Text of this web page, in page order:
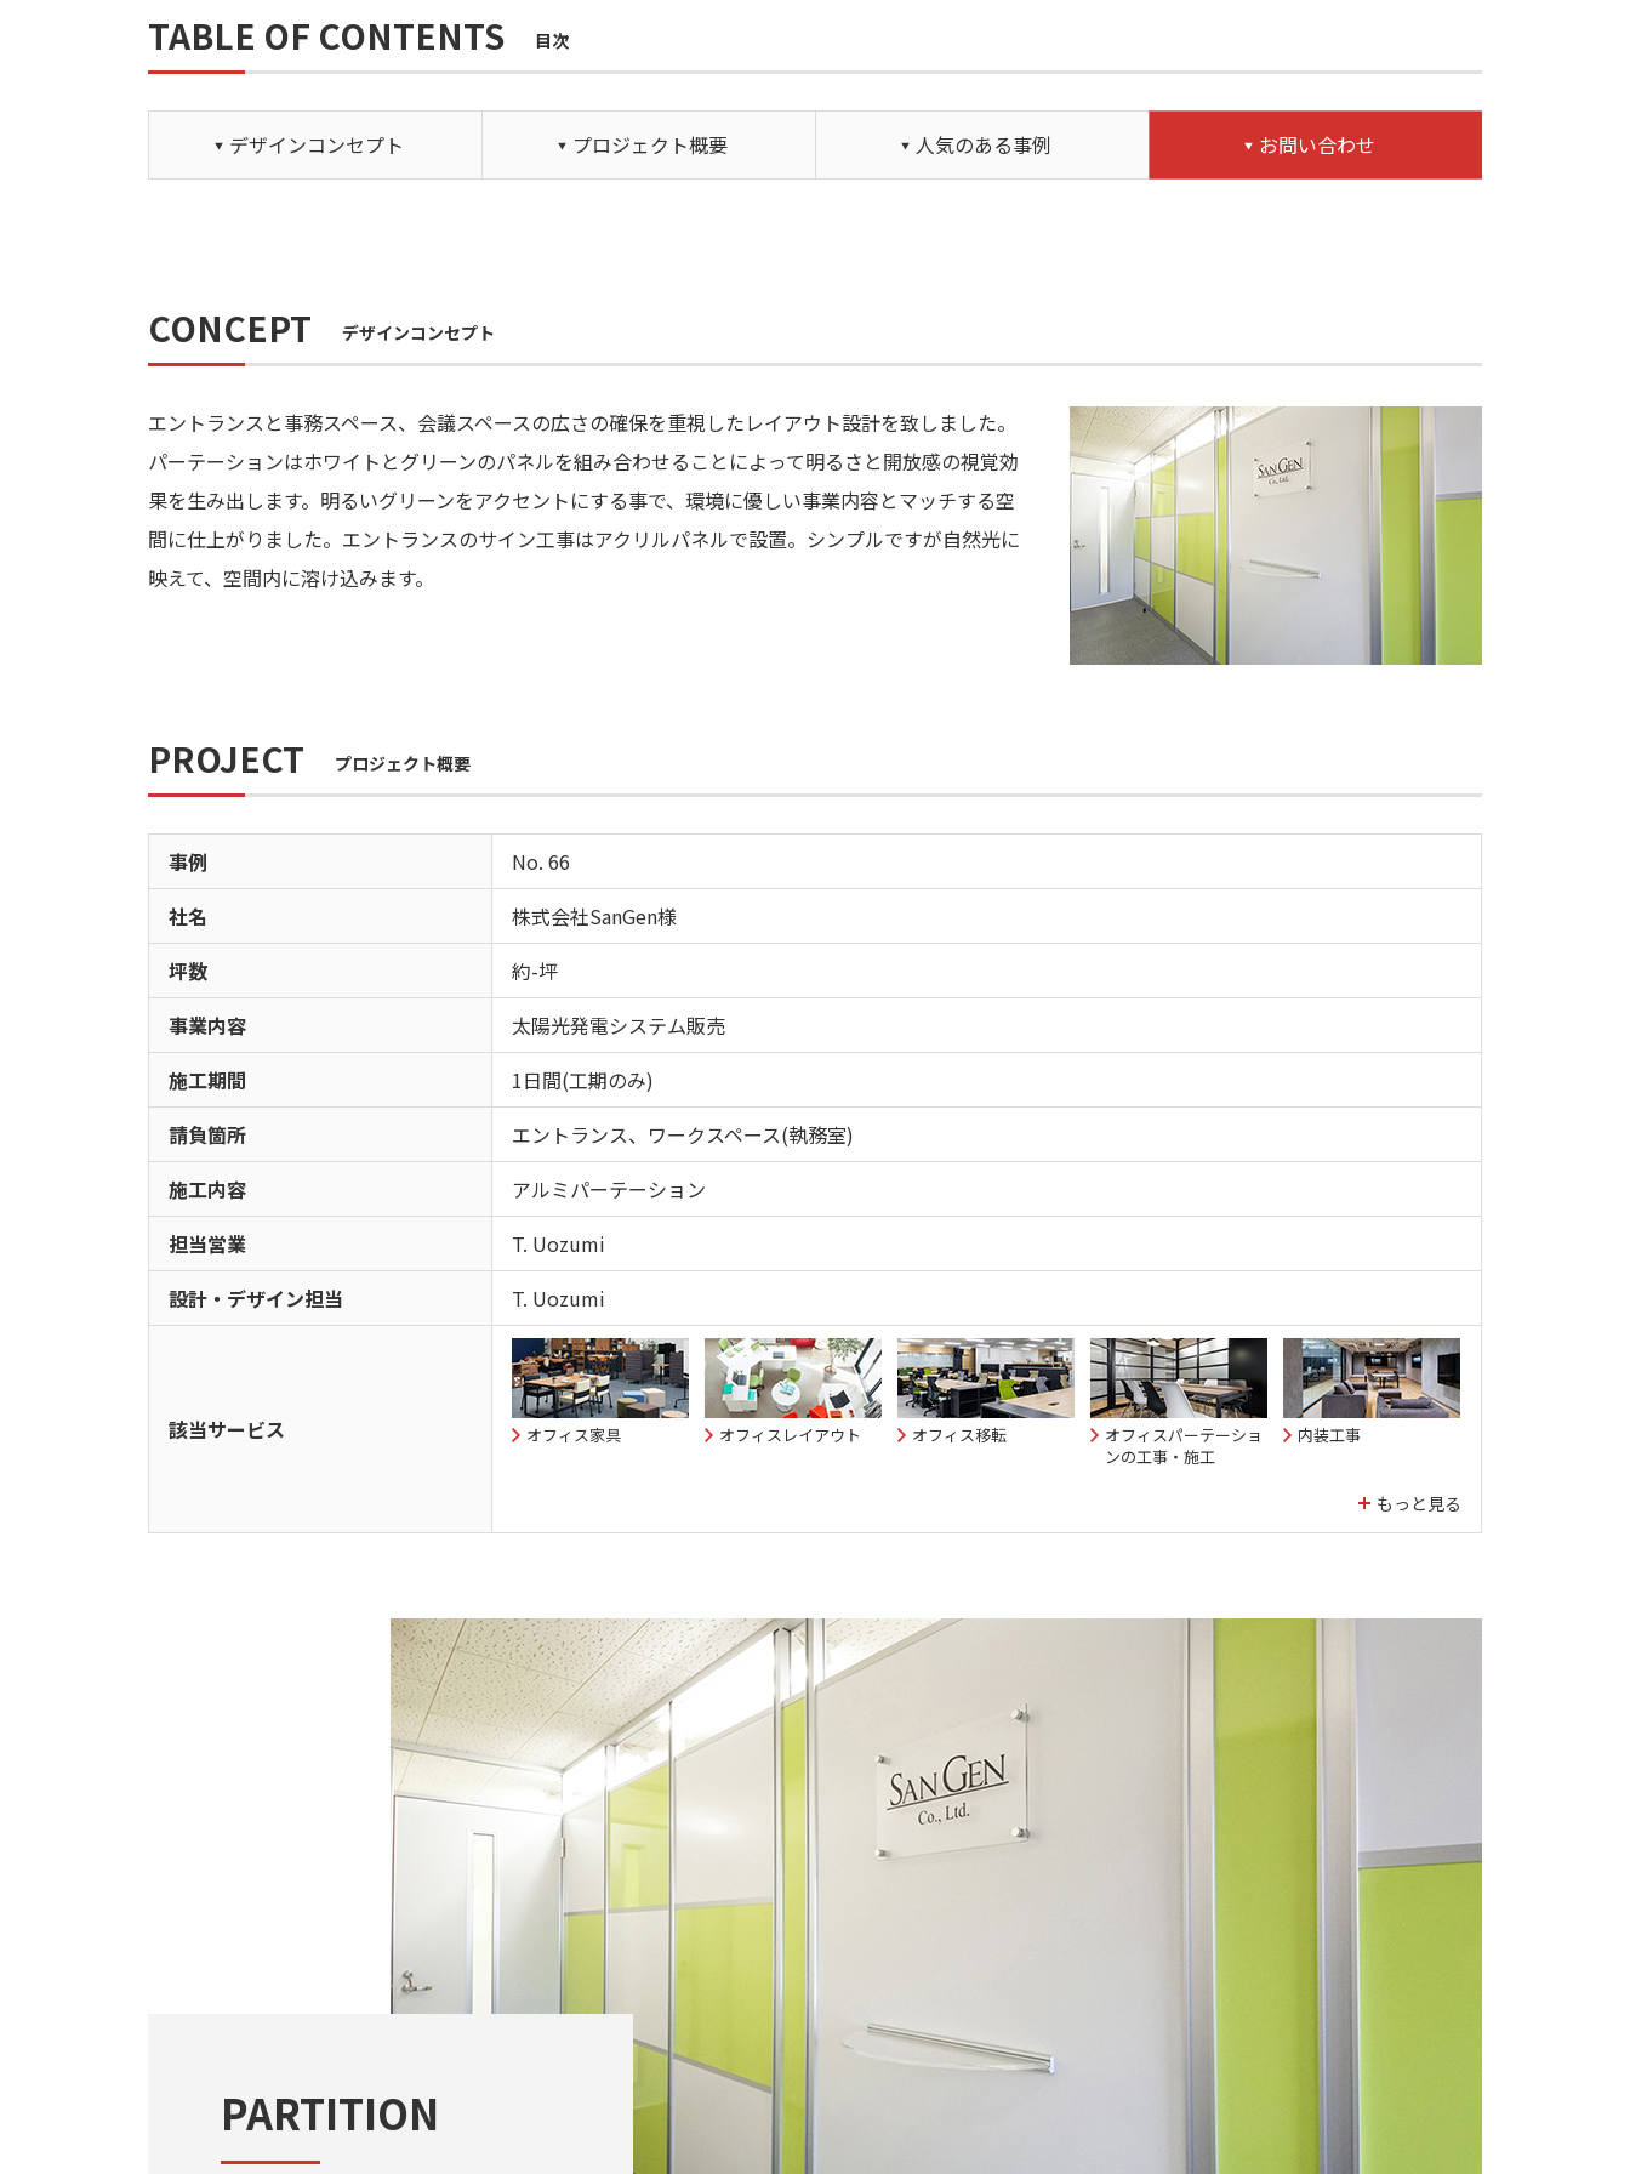
TABLE OF CONTENTS 目次
デザインコンセプト プロジェクト概要 人気のある事例 お問い合わせ
CONCEPT デザインコンセプト
エントランスと事務スペース、会議スペースの広さの確保を重視したレイアウト設計を致しました。
パーテーションはホワイトとグリーンのパネルを組み合わせることによって明るさと開放感の視覚効
果を生み出します。明るいグリーンをアクセントにする事で、環境に優しい事業内容とマッチする空
間に仕上がりました。エントランスのサイン工事はアクリルパネルで設置。シンプルですが自然光に
映えて、空間内に溶け込みます。
PROJECT プロジェクト概要
事例
No. 66
社名
株式会社SanGen様
坪数
約-坪
事業内容
太陽光発電システム販売
施工期間
1日間(工期のみ)
請負箇所
エントランス、ワークスペース(執務室)
施工内容
アルミパーテーション
担当営業
T. Uozumi
設計・デザイン担当
T. Uozumi
該当サービス オフィス家具 オフィスレイアウト オフィス移転
オフィスパーテーショ
ンの工事・施工
内装工事
PARTITION